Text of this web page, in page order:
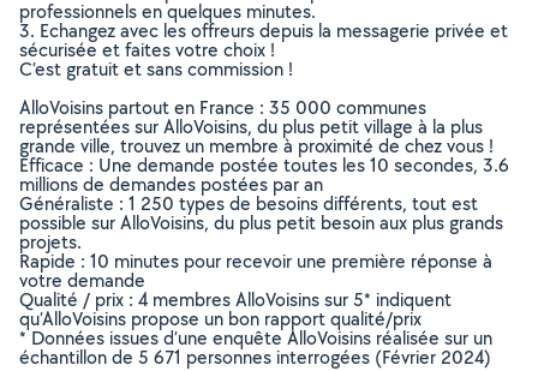
professionnels en quelques minutes.
3. Echangez avec les offreurs depuis la messagerie privée et
sécurisée et faites votre choix !
C’est gratuit et sans commission !
AlloVoisins partout en France : 35 000 communes
représentées sur AlloVoisins, du plus petit village à la plus
grande ville, trouvez un membre à proximité de chez vous !
Efficace : Une demande postée toutes les 10 secondes, 3.6
millions de demandes postées par an
Généraliste : 1 250 types de besoins différents, tout est
possible sur AlloVoisins, du plus petit besoin aux plus grands
projets.
Rapide : 10 minutes pour recevoir une première réponse à
votre demande
Qualité / prix : 4 membres AlloVoisins sur 5* indiquent
qu’AlloVoisins propose un bon rapport qualité/prix
* Données issues d’une enquête AlloVoisins réalisée sur un
échantillon de 5 671 personnes interrogées (Février 2024)